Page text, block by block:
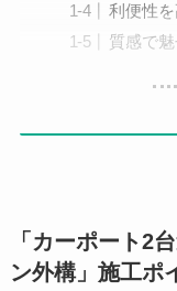
利便性
質感で
「カーポート2
ン外構」施工ポ